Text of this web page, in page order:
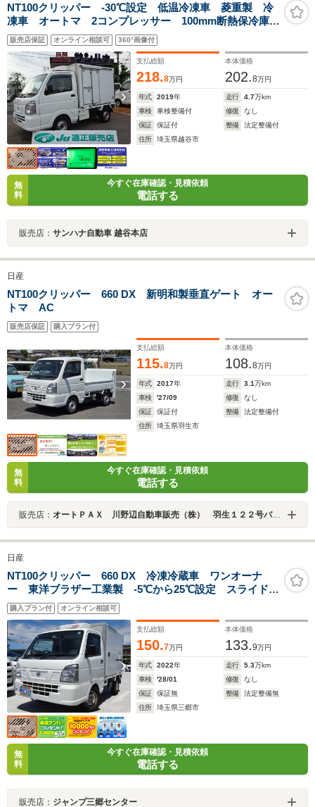
NT100クリッパー -30℃設定 低温冷凍車 菱重製 冷
凍車 オートマ 2コンプレッサー 100mm断熱保冷庫
強化サス 保冷カーテン バックモニター 左右90度ス
トッパー 型式:EBD-DR16T 軽冷凍車 車両総重量
350Kg
販売店保証 オンライン相談可 360°画像付
支払総額
218.8万円
本体価格
202.8万円
年式 2019年 走行 4.7万km
車検
車検整備付 修復
なし
保証
保証付 整備
法定整備付
住所
埼玉県越谷市
無
料
今すぐ在庫確認・見積依頼
電話する
販売店： サンハナ自動車 越谷本店
日産
NT100クリッパー 660 DX 新明和製垂直ゲート オー
トマ AC
販売店保証 購入プラン付
支払総額
115.8万円
本体価格
108.8万円
年式 2017年 走行 3.1万km
車検
'27/09 修復
なし
保証
保証付 整備
法定整備付
住所
埼玉県羽生市
無
料
今すぐ在庫確認・見積依頼
電話する
販売店： オートＰＡＸ 川野辺自動車販売（株） 羽生１２２号バイパス店 ＪＵ適正販売店
日産
NT100クリッパー 660 DX 冷凍冷蔵車 ワンオーナ
ー 東洋ブラザー工業製 -5℃から25℃設定 スライドド
ア ドライブレコーダー
購入プラン付 オンライン相談可
支払総額
150.7万円
本体価格
133.9万円
年式 2022年 走行 5.3万km
車検
'28/01 修復
なし
保証
保証無 整備
法定整備無
住所
埼玉県三郷市
無
料
今すぐ在庫確認・見積依頼
電話する
販売店： ジャンプ三郷センター